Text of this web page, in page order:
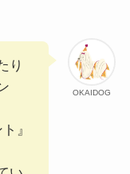
OKAIDOG
り
』